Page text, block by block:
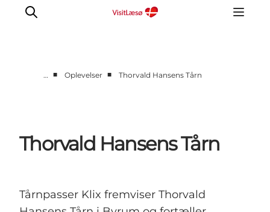
Oplevelser
Overnatning
Praktisk info
Åbningstider
… ■ Oplevelser ■ Thorvald Hansens Tårn
Thorvald Hansens Tårn
Tårnpasser Klix fremviser Thorvald